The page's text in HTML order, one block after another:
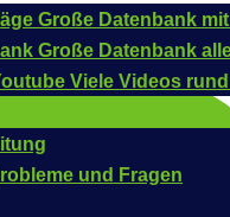
Große Datenbank
Große Datenbank
Viele Videos
und Fragen